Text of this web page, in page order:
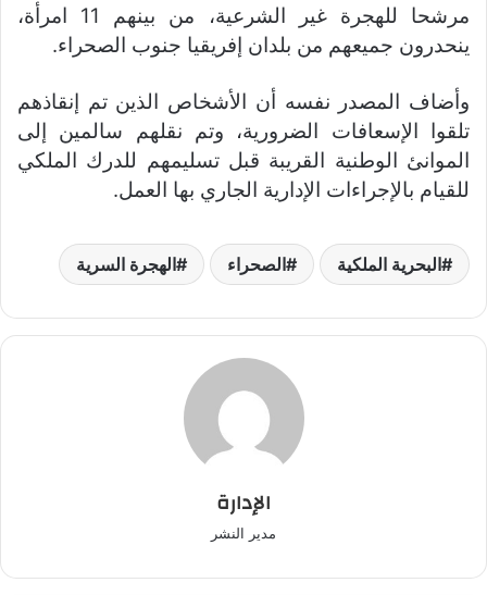
مرشحا للهجرة غير الشرعية، من بينهم 11 امرأة،
ينحدرون جميعهم من بلدان إفريقيا جنوب الصحراء.
وأضاف المصدر نفسه أن الأشخاص الذين تم إنقاذهم
تلقوا الإسعافات الضرورية، وتم نقلهم سالمين إلى
الموانئ الوطنية القريبة قبل تسليمهم للدرك الملكي
للقيام بالإجراءات الإدارية الجاري بها العمل.
البحرية الملكية الصحراء الهجرة السرية
الإدارة
مدير النشر